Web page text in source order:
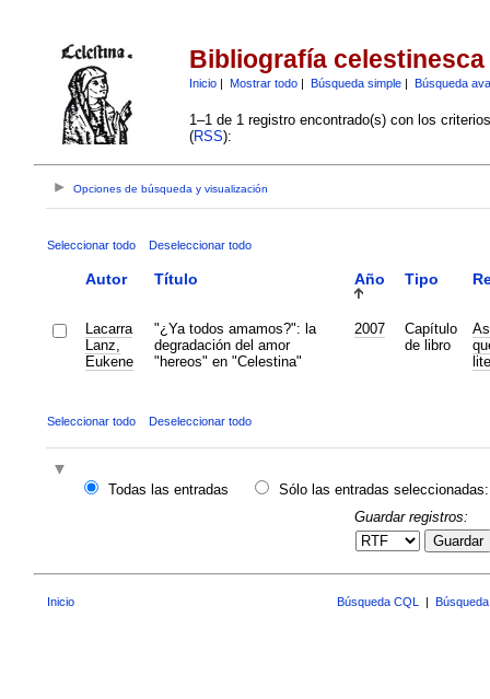
Bibliografía celestinesca
Inicio| Mostrar todo| Búsqueda simple| Búsqueda
1–1 de 1 registro encontrado(s) con los
(RSS):
Opciones de búsqueda y visualización
Seleccionar todo Deseleccionar todo
Autor Título Año Tipo
Lacarra
Lanz,
Eukene
"¿Ya todos amamos?": la
degradación del amor
"hereos" en "Celestina"
2007
Capítulo
de libro
Seleccionar todo Deseleccionar todo
Todas las entradas
Sólo las entradas seleccionadas:
Guardar registros:
Guardar
Inicio Búsqueda CQL